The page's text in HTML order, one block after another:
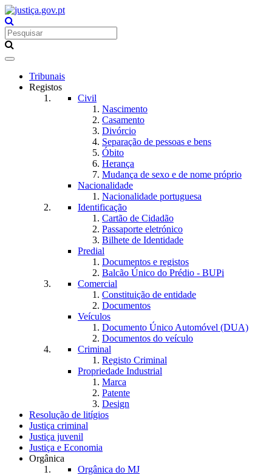
Toggle
navigationTribunais
Registos
Civil
Nascimento
Casamento
Divórcio
Separação de pessoas e bens
Óbito
Herança
Mudança de sexo e de nome próprio
Nacionalidade
Nacionalidade portuguesa
Identificação
Cartão de Cidadão
Passaporte eletrónico
Bilhete de Identidade
Predial
Documentos e registos
Balcão Único do Prédio - BUPi
Comercial
Constituição de entidade
Documentos
Veículos
Documento Único Automóvel (DUA)
Documentos do veículo
Criminal
Registo Criminal
Propriedade Industrial
Marca
Patente
Design
Resolução de litígios
Justiça criminal
Justiça juvenil
Justiça e Economia
Orgânica
Orgânica do MJ